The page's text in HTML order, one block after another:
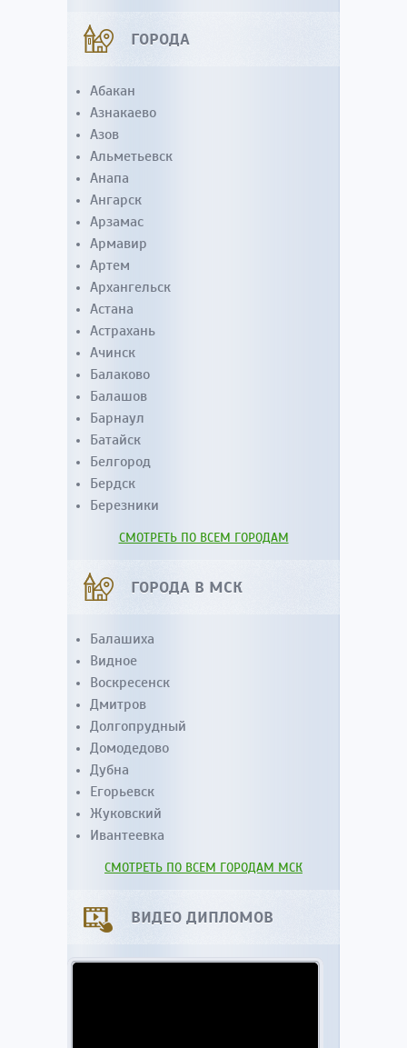
ГОРОДА
Абакан
Азнакаево
Азов
Альметьевск
Анапа
Ангарск
Арзамас
Армавир
Артем
Архангельск
Астана
Астрахань
Ачинск
Балаково
Балашов
Барнаул
Батайск
Белгород
Бердск
Березники
СМОТРЕТЬ ПО ВСЕМ ГОРОДАМ
ГОРОДА В МСК
Балашиха
Видное
Воскресенск
Дмитров
Долгопрудный
Домодедово
Дубна
Егорьевск
Жуковский
Ивантеевка
СМОТРЕТЬ ПО ВСЕМ ГОРОДАМ МСК
ВИДЕО ДИПЛОМОВ